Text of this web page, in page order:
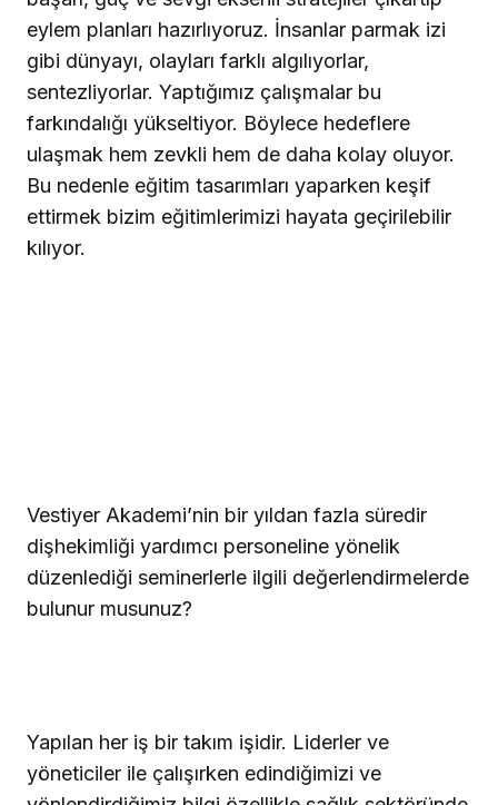
eylem planları hazırlıyoruz. İnsanlar parmak izi
gibi dünyayı, olayları farklı algılıyorlar,
sentezliyorlar. Yaptığımız çalışmalar bu
farkındalığı yükseltiyor. Böylece hedeflere
ulaşmak hem zevkli hem de daha kolay oluyor.
Bu nedenle eğitim tasarımları yaparken keşif
ettirmek bizim eğitimlerimizi hayata geçirilebilir
kılıyor.
Vestiyer Akademi’nin bir yıldan fazla süredir
dişhekimliği yardımcı personeline yönelik
düzenlediği seminerlerle ilgili değerlendirmelerde
bulunur musunuz?
Yapılan her iş bir takım işidir. Liderler ve
yöneticiler ile çalışırken edindiğimizi ve